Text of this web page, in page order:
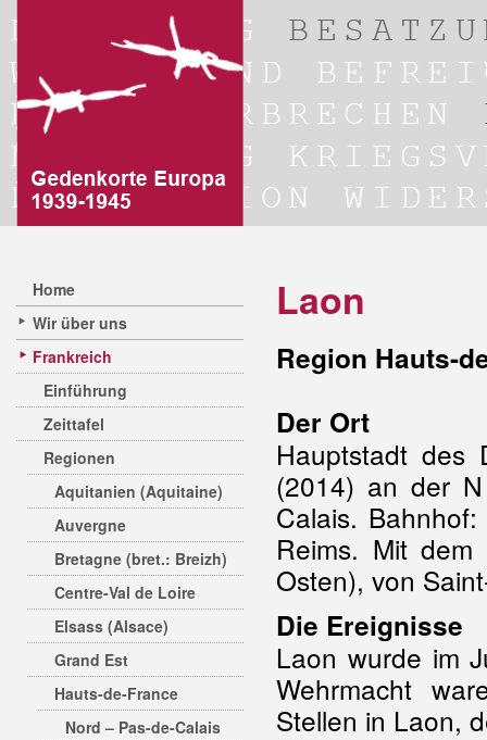
Home
Wir über uns
Frankreich
Einführung
Zeittafel
Regionen
Aquitanien (Aquitaine)
Auvergne
Bretagne (bret.: Breizh)
Centre-Val de Loire
Elsass (Alsace)
Grand Est
Hauts-de-France
Nord – Pas-de-Calais
Laon
Region Hauts-
Der Ort
Hauptstadt des
(2014) an der
Calais.
Reims. Mit
Osten), von
Die Ereignisse
Laon wurde im
Wehrmacht
Stellen in Laon,